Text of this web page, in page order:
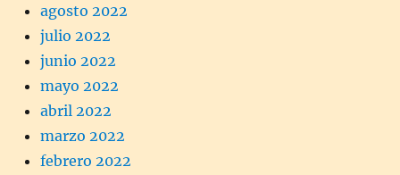
agosto 2022
julio 2022
junio 2022
mayo 2022
abril 2022
marzo 2022
febrero 2022